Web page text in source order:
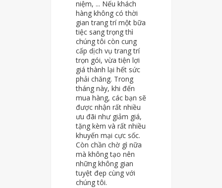
niệm, ... Nếu khách
hàng không có thời
gian trang trí một bữa
tiệc sang trọng thì
chúng tôi còn cung
cấp dịch vụ trang trí
trọn gói, vừa tiện lợi
giá thành lại hết sức
phải chăng. Trong
tháng này, khi đến
mua hàng, các bạn sẽ
được nhận rất nhiều
ưu đãi như giảm giá,
tặng kèm và rất nhiều
khuyến mại cực sốc.
Còn chần chờ gì nữa
mà không tạo nên
những không gian
tuyệt đẹp cùng với
chúng tôi.